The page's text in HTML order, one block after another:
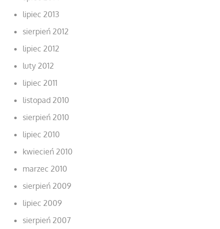
lipiec 2013
sierpień 2012
lipiec 2012
luty 2012
lipiec 2011
listopad 2010
sierpień 2010
lipiec 2010
kwiecień 2010
marzec 2010
sierpień 2009
lipiec 2009
sierpień 2007